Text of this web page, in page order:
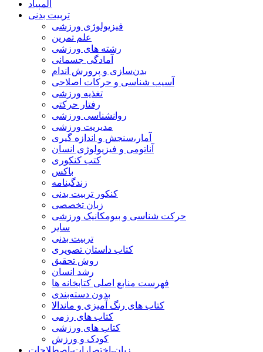
المپیاد
تربیت بدنی
فیزیولوژی ورزشی
علم تمرین
رشته های ورزشی
آمادگی جسمانی
بدن‌سازی و پرورش اندام
آسیب شناسی و حرکات اصلاحی
تغذیه ورزشی
رفتار حرکتی
روانشناسی ورزشی
مدیریت ورزشی
آمار،سنجش و اندازه گیری
آناتومی و فیزیولوژی انسان
کتب کنکوری
باکس
زندگینامه
کنکور تربیت بدنی
زبان تخصصی
حرکت شناسی و بیومکانیک ورزشی
سایر
تربیت بدنی
کتاب داستان تصویری
روش تحقیق
رشد انسان
فهرست منابع اصلی کتابخانه ها
بدون دسته‌بندی
کتاب های رنگ آمیزی و ماندالا
کتاب های رزمی
کتاب های ورزشی
کودک و ورزش
زبان-اختصارات-اصطلاحات